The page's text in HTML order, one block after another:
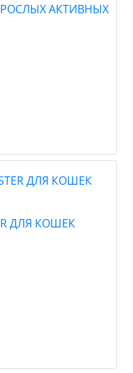
АКТИВНЫХ
ДЛЯ КОШЕК